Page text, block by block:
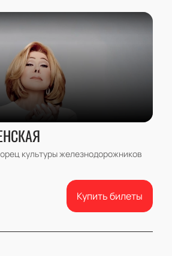
культуры железнодорожников
Купить билеты